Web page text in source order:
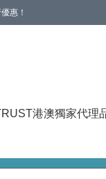
惠！
港澳獨家代理